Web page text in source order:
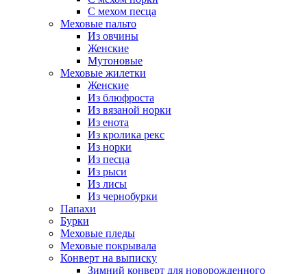
С мехом песца
Меховые пальто
Из овчины
Женские
Мутоновые
Меховые жилетки
Женские
Из блюфроста
Из вязаной норки
Из енота
Из кролика рекс
Из норки
Из песца
Из рыси
Из лисы
Из чернобурки
Папахи
Бурки
Меховые пледы
Меховые покрывала
Конверт на выписку
Зимний конверт для новорожденного